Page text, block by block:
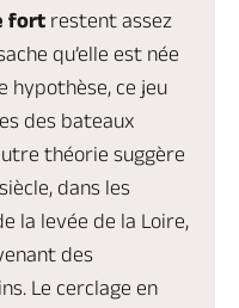
fort restent assez
qu’elle est née
hypothèse, ce jeu
des bateaux
théorie suggère
dans les
la levée de la Loire,
des
Le cerclage en